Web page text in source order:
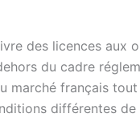
des licences aux
du cadre
marché français
différentes de